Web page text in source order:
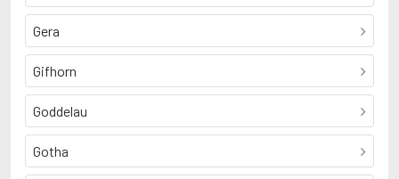
Gera
Gifhorn
Goddelau
Gotha